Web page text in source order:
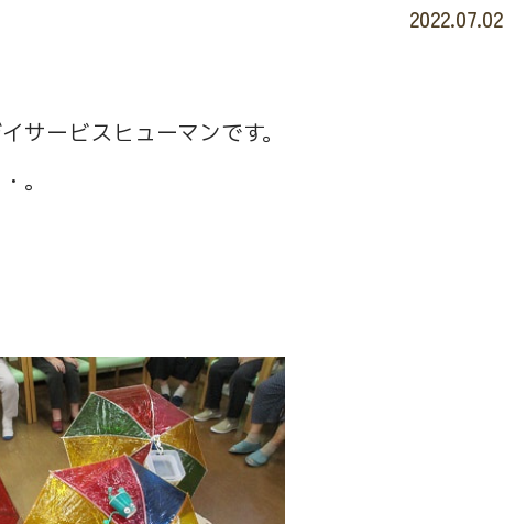
2022.07.02
サービスヒューマンです。
。